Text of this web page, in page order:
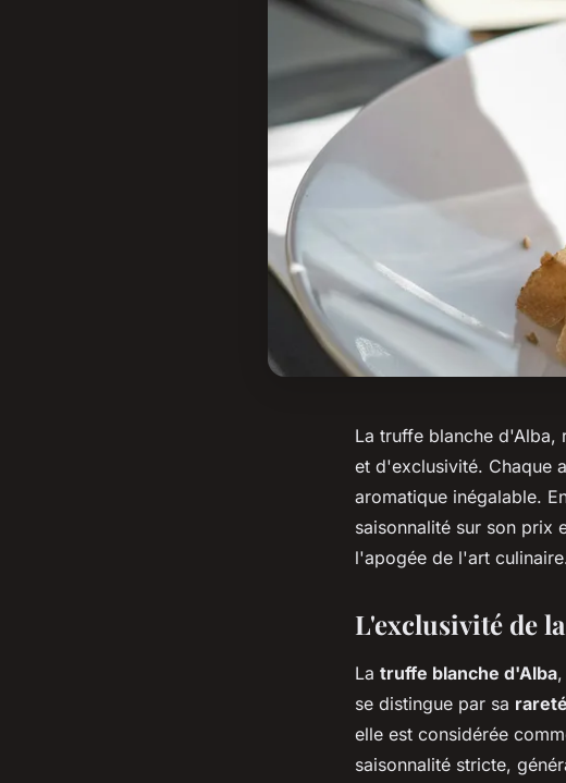
La truffe blanche d'Alba,
et d'exclusivité. Chaque
aromatique inégalable.
saisonnalité sur son prix
l'apogée de l'art
L'exclusivité de
La truffe blanche d'Alba
se distingue par sa rareté
elle est considérée
saisonnalité stricte,